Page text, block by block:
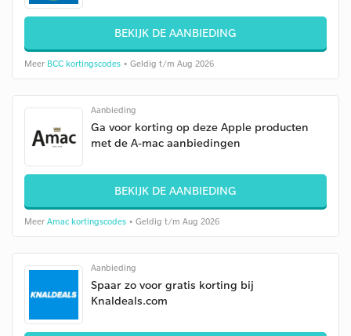
BEKIJK DE AANBIEDING
Meer BCC kortingscodes • Geldig t/m Aug 2026
Aanbieding
Ga voor korting op deze Apple producten
met de A-mac aanbiedingen
BEKIJK DE AANBIEDING
Meer Amac kortingscodes • Geldig t/m Aug 2026
Aanbieding
Spaar zo voor gratis korting bij
Knaldeals.com